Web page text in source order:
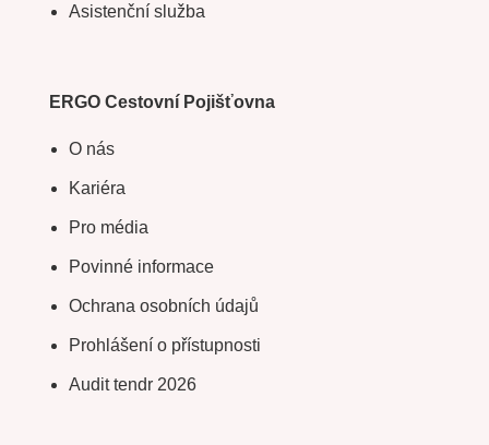
Asistenční služba
ERGO Cestovní Pojišťovna
O nás
Kariéra
Pro média
Povinné informace
Ochrana osobních údajů
Prohlášení o přístupnosti
Audit tendr 2026